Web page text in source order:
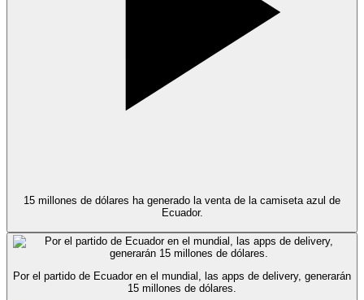
15 millones de dólares ha generado la venta de la camiseta azul de
Ecuador.
Por el partido de Ecuador en el mundial, las apps de delivery, generarán
15 millones de dólares.